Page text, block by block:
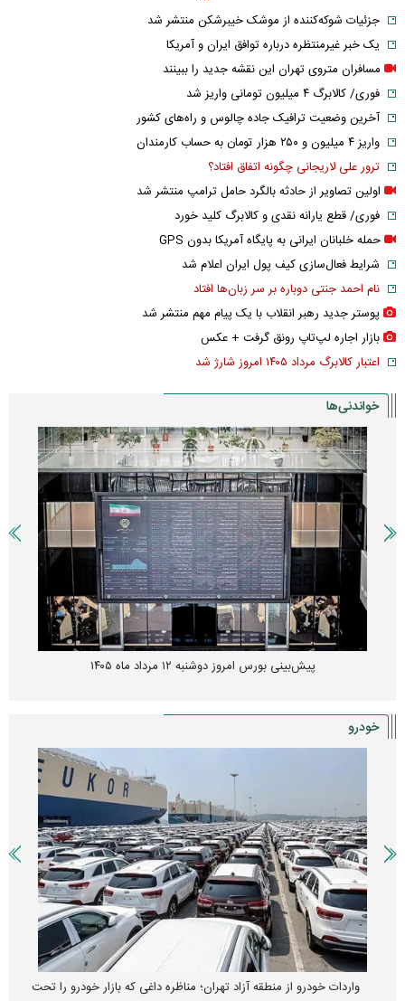
جزئیات شوکه‌کننده از موشک خیبرشکن منتشر شد
یک خبر غیرمنتظره درباره توافق ایران و آمریکا
مسافران متروی تهران این نقشه جدید را ببینند
فوری/ کالابرگ ۴ میلیون تومانی واریز شد
آخرین وضعیت ترافیک جاده چالوس و راه‌های کشور
واریز ۴ میلیون و ۲۵۰ هزار تومان به حساب کارمندان
ترور علی لاریجانی چگونه اتفاق افتاد؟
اولین تصاویر از حادثه بالگرد حامل ترامپ منتشر شد
فوری/ قطع یارانه نقدی و کالابرگ کلید خورد
حمله خلبانان ایرانی به پایگاه آمریکا بدون GPS
شرایط فعال‌سازی کیف پول ایران اعلام شد
نام احمد جنتی دوباره بر سر زبان‌ها افتاد
پوستر جدید رهبر انقلاب با یک پیام مهم منتشر شد
بازار اجاره لپ‌تاپ رونق گرفت + عکس
اعتبار کالابرگ مرداد ۱۴۰۵ امروز شارژ شد
خواندنی‌ها
پیش‌بینی بورس امروز دوشنبه ۱۲ مرداد ماه ۱۴۰۵
خودرو
واردات خودرو از منطقه آزاد تهران؛ مناظره داغی که بازار خودرو را تحت